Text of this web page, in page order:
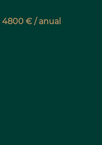
4800 € / anual